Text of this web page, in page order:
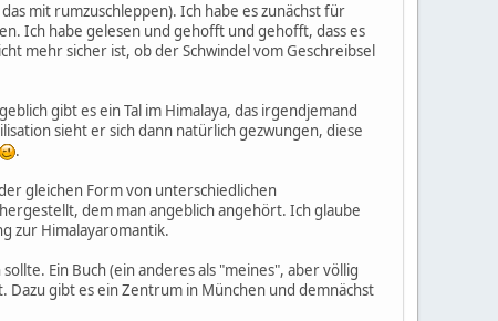
mit rumzuschleppen). Ich habe es zunächst für
Ich habe gelesen und gehofft und gehofft, dass es
mehr sicher ist, ob der Schwindel vom Geschreibsel
gibt es ein Tal im Himalaya, das irgendjemand
sieht er sich dann natürlich gezwungen, diese
.
gleichen Form von unterschiedlichen
dem man angeblich angehört. Ich glaube
zur Himalayaromantik.
Ein Buch (ein anderes als "meines", aber völlig
Dazu gibt es ein Zentrum in München und demnächst